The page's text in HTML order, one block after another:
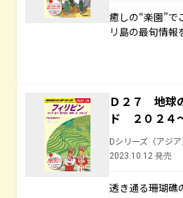
癒しの“楽園”で
リ島の最旬情報
Ｄ２７ 地
ド ２０２４
Dシリーズ（アジ
2023.10.12 発売
透き通る珊瑚礁